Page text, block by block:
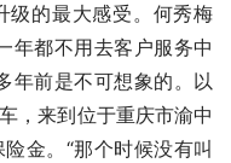
级的最大感受。何秀梅
年都不用去客户服务中
年前是不可想象的。以
，来到位于重庆市渝中
金。“那个时候没有叫